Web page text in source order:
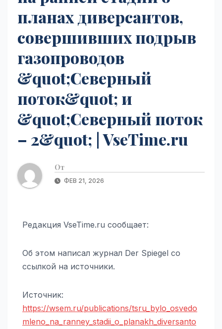
планах диверсантов,
совершивших подрыв
газопроводов
&quot;Северный
поток&quot; и
&quot;Северный поток
– 2&quot; | VseTime.ru
От
ФЕВ 21, 2026
Редакция VseTime.ru сообщает:
Об этом написал журнал Der Spiegel со
ссылкой на источники.
Источник:
https://wsem.ru/publications/tsru_bylo_osvedo
mleno_na_ranney_stadii_o_planakh_diversanto